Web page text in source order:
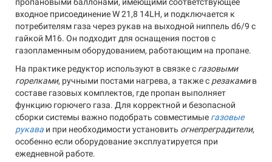
входное присоединение W 21,8 14LH, и подключается к
потребителям газа через рукав на выходной ниппель d6/9 с
гайкой M16. Он подходит для оснащения постов с
газопламенным оборудованием, работающим на пропане.
На практике редуктор используют в связке с газовыми
горелками, ручными постами нагрева, а также с резакамив
составе газовых комплектов, где пропан выполняет
функцию горючего газа. Для корректной и безопасной
сборки системы важно подобрать совместимые газовые
рукава и при необходимости установить огнепреградители,
особенно если оборудование эксплуатируется при
ежедневной работе.